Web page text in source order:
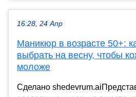
16:28, 24 Апр
Маникюр в возрасте 50+:
выбрать на весну, чтобы
моложе
Сделано